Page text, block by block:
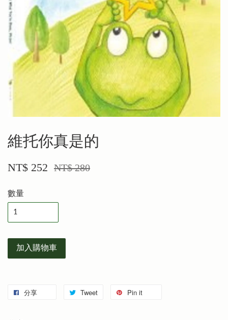
維托你真是的
NT$ 252 NT$ 280
數量
加入購物車
分享 Tweet Pin it